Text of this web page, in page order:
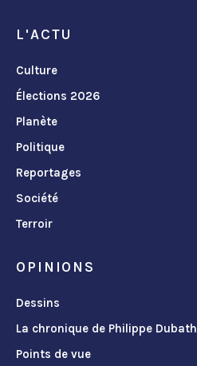
L'ACTU
Culture
Élections 2026
Planète
Politique
Reportages
Société
Terroir
OPINIONS
Dessins
La chronique de Philippe Dubath
Points de vue